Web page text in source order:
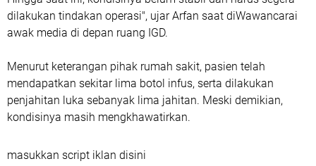
dilakukan tindakan operasi", ujar Arfan saat diWawancarai
awak media di depan ruang IGD.
Menurut keterangan pihak rumah sakit, pasien telah
mendapatkan sekitar lima botol infus, serta dilakukan
penjahitan luka sebanyak lima jahitan. Meski demikian,
kondisinya masih mengkhawatirkan.
masukkan script iklan disini